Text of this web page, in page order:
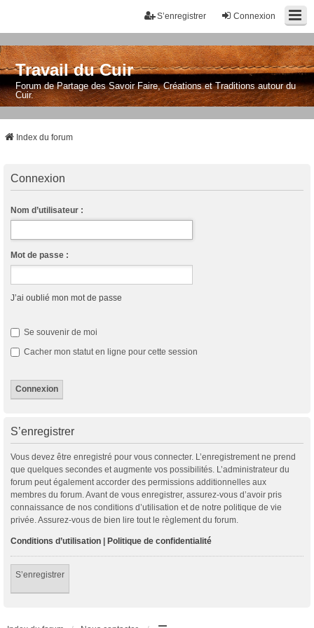
Connexion
S’enregistrer
Travail du Cuir
Forum de Partage des Savoir Faire, Créations et Traditions autour du
Cuir.
Index du forum
Connexion
Nom d’utilisateur :
Mot de passe :
J’ai oublié mon mot de passe
Se souvenir de moi
Cacher mon statut en ligne pour cette session
S’enregistrer
Vous devez être enregistré pour vous connecter. L’enregistrement ne prend
que quelques secondes et augmente vos possibilités. L’administrateur du
forum peut également accorder des permissions additionnelles aux
membres du forum. Avant de vous enregistrer, assurez-vous d’avoir pris
connaissance de nos conditions d’utilisation et de notre politique de vie
privée. Assurez-vous de bien lire tout le règlement du forum.
Conditions d’utilisation | Politique de confidentialité
S’enregistrer